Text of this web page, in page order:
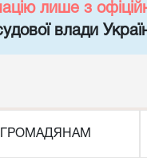
лише з
влади
ГРОМАДЯНАМ